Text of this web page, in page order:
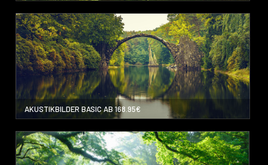
AKUSTIKBILDER BASIC AB 168.95€